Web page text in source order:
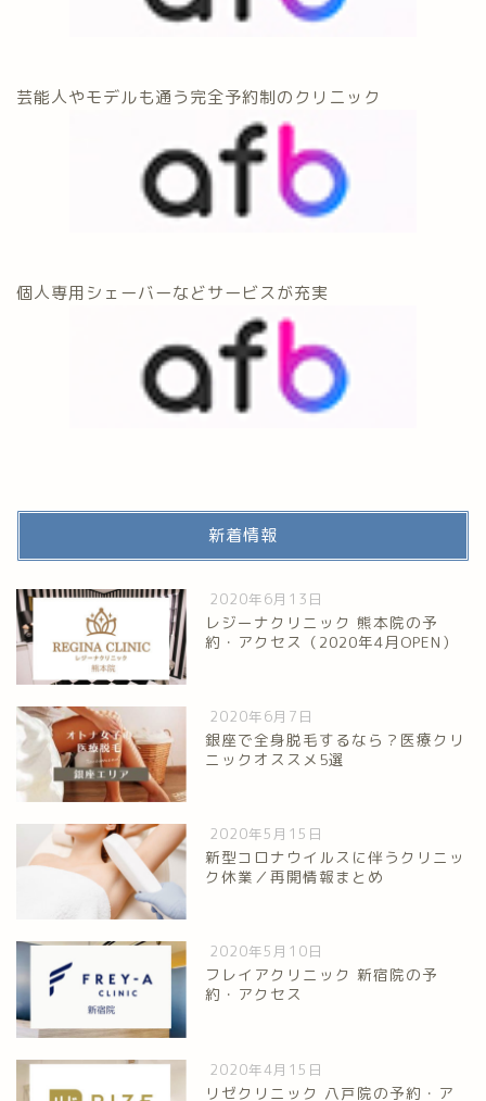
芸能人やモデルも通う完全予約制のクリニック
個人専用シェーバーなどサービスが充実
新着情報
2020年6月13日
レジーナクリニック 熊本院の予
約・アクセス（2020年4月OPEN）
2020年6月7日
銀座で全身脱毛するなら？医療クリ
ニックオススメ5選
2020年5月15日
新型コロナウイルスに伴うクリニッ
ク休業／再開情報まとめ
2020年5月10日
フレイアクリニック 新宿院の予
約・アクセス
2020年4月15日
リゼクリニック 八戸院の予約・ア